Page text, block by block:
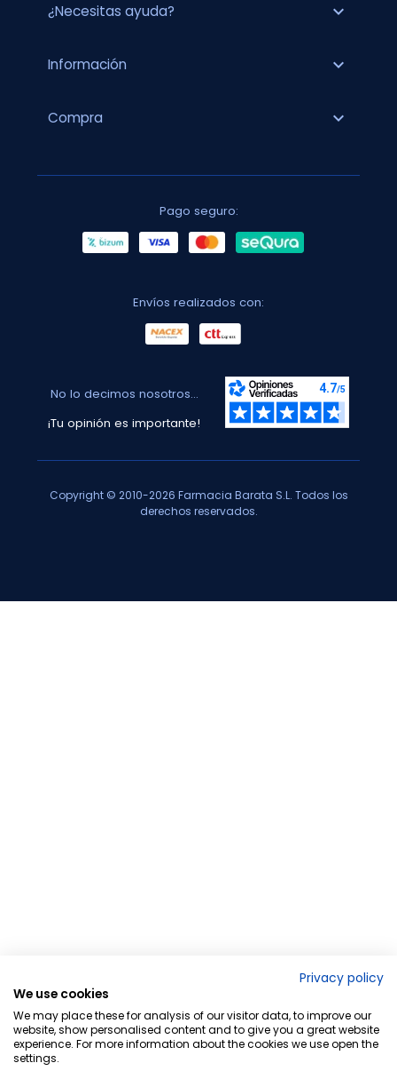
¿Necesitas ayuda? expand_more
Información expand_more
Compra expand_more
Pago seguro:
Envíos realizados con:
No lo decimos nosotros...
¡Tu opinión es importante!
Copyright © 2010-2026 Farmacia Barata S.L. Todos los
derechos reservados.
Privacy policy
We use cookies
We may place these for analysis of our visitor data, to improve our
website, show personalised content and to give you a great website
experience. For more information about the cookies we use open the
settings.